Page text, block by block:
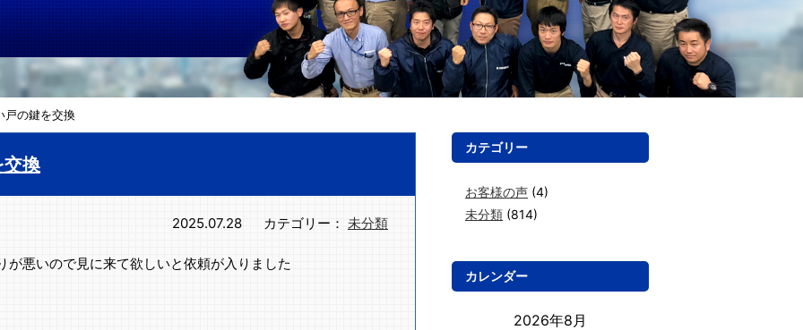
戸の鍵を交換
交換
2025.07.28 カテゴリー： 未分類
悪いので見に来て欲しいと依頼が入りました
カテゴリー
お客様の声 (4)
未分類 (814)
カレンダー
2026年8月